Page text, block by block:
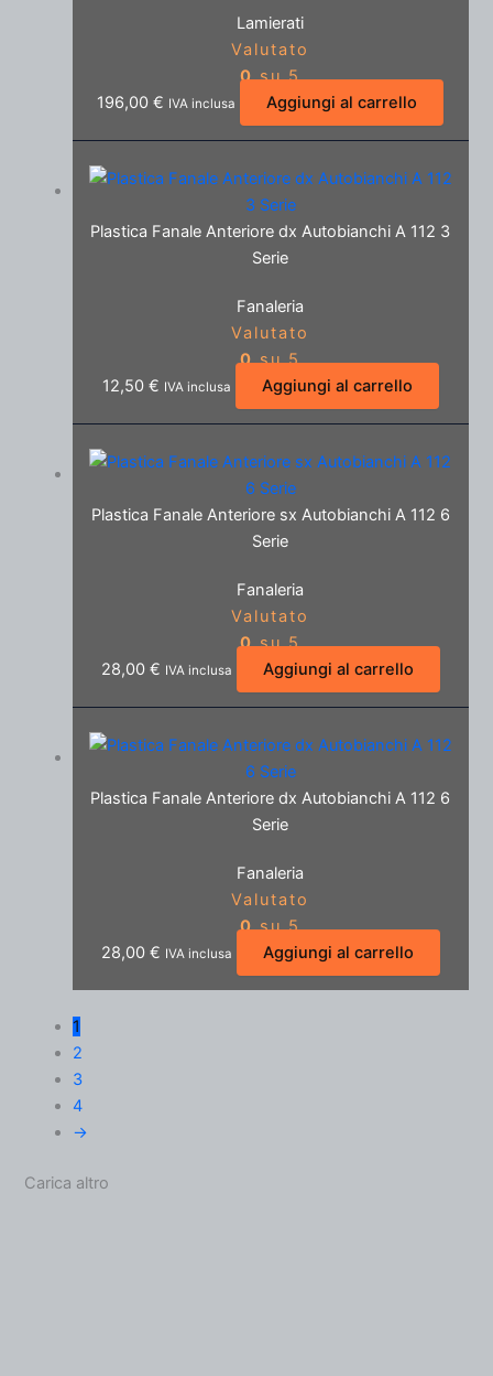
Lamierati
Valutato
0su 5
196,00€ IVA inclusa Aggiungi al carrello
Plastica Fanale Anteriore dx Autobianchi A 112 3
Serie
Fanaleria
Valutato
0su 5
12,50 € IVA inclusa Aggiungi al carrello
Plastica Fanale Anteriore sx Autobianchi A 112 6
Serie
Fanaleria
Valutato
0su 5
28,00 € IVA inclusa Aggiungi al carrello
Plastica Fanale Anteriore dx Autobianchi A 112 6
Serie
Fanaleria
Valutato
0su 5
28,00 € IVA inclusa Aggiungi al carrello
1
2
3
4
→
Carica altro